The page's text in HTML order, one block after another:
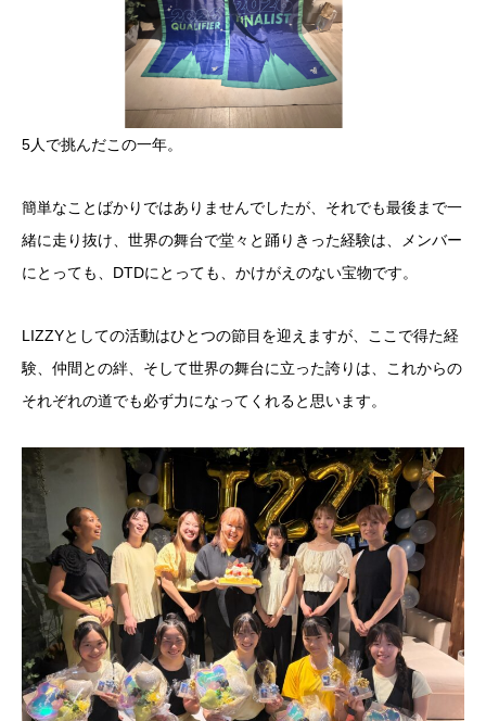
5人で挑んだこの一年。
簡単なことばかりではありませんでしたが、それでも最後まで一
緒に走り抜け、世界の舞台で堂々と踊りきった経験は、メンバー
にとっても、DTDにとっても、かけがえのない宝物です。
LIZZYとしての活動はひとつの節目を迎えますが、ここで得た経
験、仲間との絆、そして世界の舞台に立った誇りは、これからの
それぞれの道でも必ず力になってくれると思います。